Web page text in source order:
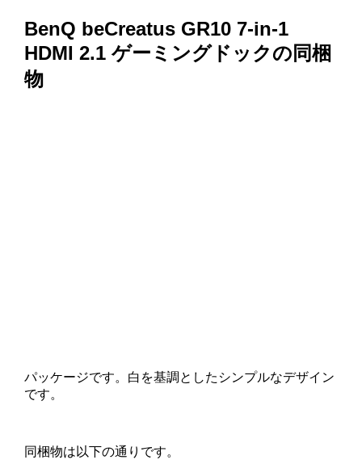
BenQ beCreatus GR10 7-in-1
HDMI 2.1 ゲーミングドックの同梱
物
パッケージです。白を基調としたシンプルなデザイン
です。
同梱物は以下の通りです。